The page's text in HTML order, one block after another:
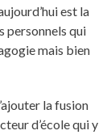
est la
personnels qui
mais bien
la fusion
d’école qui y